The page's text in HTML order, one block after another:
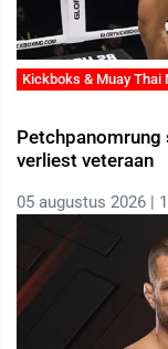
Kickboks & Muay Thai
Petchpanomrung
verliest veteraan
05 augustus 2026 |